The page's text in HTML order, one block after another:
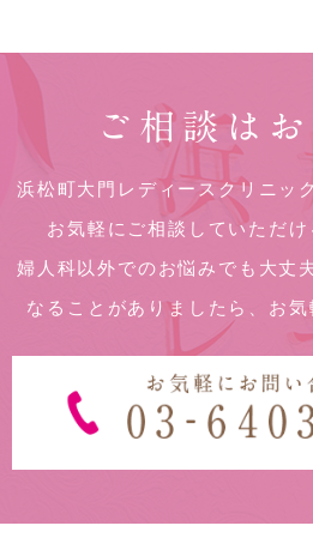
ご相談は
浜松町大門レディースクリニッ
お気軽にご相談していただけ
婦人科以外でのお悩みでも大丈
なることがありましたら、お気